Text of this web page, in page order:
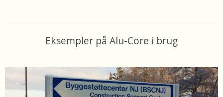
Eksempler på Alu-Core i brug